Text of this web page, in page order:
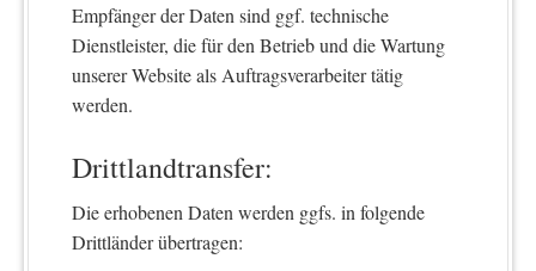
Empfänger der Daten sind ggf. technische
Dienstleister, die für den Betrieb und die Wartung
unserer Website als Auftragsverarbeiter tätig
werden.
Drittlandtransfer:
Die erhobenen Daten werden ggfs. in folgende
Drittländer übertragen: